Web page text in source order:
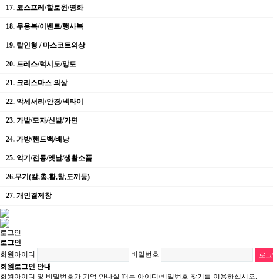
17. 코스프레/할로윈/영화
18. 무용복/이벤트/행사복
19. 탈인형 / 마스코트의상
20. 드레스/턱시도/망토
21. 크리스마스 의상
22. 악세서리/안경/넥타이
23. 가발/모자/신발/가면
24. 가방/핸드백/배낭
25. 악기/전통/옛날/생활소품
26.무기(칼,총,활,창,도끼등)
27. 개인결제창
로그인
로그인
회원아이디
비밀번호
회원로그인 안내
회원아이디 및 비밀번호가 기억 안나실 때는 아이디/비밀번호 찾기를 이용하십시오.